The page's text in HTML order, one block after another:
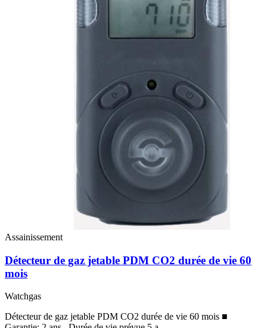
Assainissement
Détecteur de gaz jetable PDM CO2 durée de vie 60
mois
Watchgas
Détecteur de gaz jetable PDM CO2 durée de vie 60 mois ■